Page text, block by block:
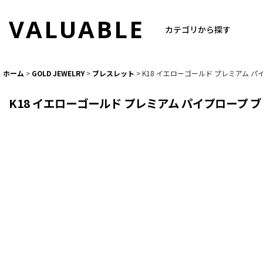
VALUABLE カテゴリから探す
ホーム > GOLD JEWELRY > ブレスレット >K18 イエローゴールド プレミアム
K18 イエローゴールド プレミアム パイプロー